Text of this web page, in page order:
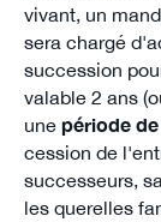
vivant, un
sera chargé
succession
valable 2 ans
une période
cession de
successeurs,
les querelles